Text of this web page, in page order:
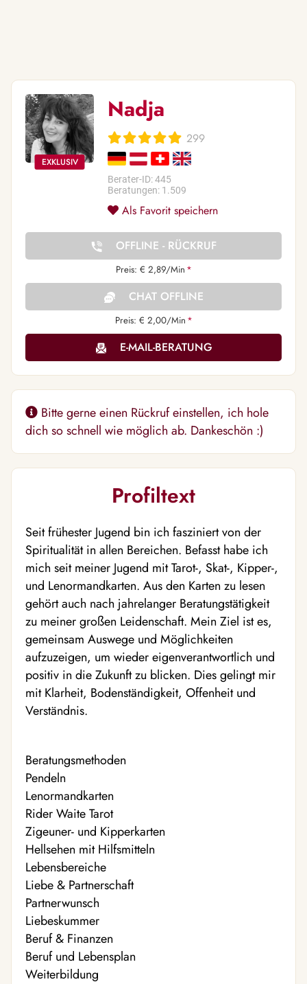
Nadja
299
Berater-ID: 445
Beratungen: 1.509
Als Favorit speichern
OFFLINE - RÜCKRUF
Preis: € 2,89/Min *
CHAT OFFLINE
Preis: € 2,00/Min *
E-MAIL-BERATUNG
Bitte gerne einen Rückruf einstellen, ich hole
dich so schnell wie möglich ab. Dankeschön :)
Profiltext
Seit frühester Jugend bin ich fasziniert von der
Spiritualität in allen Bereichen. Befasst habe ich
mich seit meiner Jugend mit Tarot-, Skat-, Kipper-,
und Lenormandkarten. Aus den Karten zu lesen
gehört auch nach jahrelanger Beratungstätigkeit
zu meiner großen Leidenschaft. Mein Ziel ist es,
gemeinsam Auswege und Möglichkeiten
aufzuzeigen, um wieder eigenverantwortlich und
positiv in die Zukunft zu blicken. Dies gelingt mir
mit Klarheit, Bodenständigkeit, Offenheit und
Verständnis.
Beratungsmethoden
Pendeln
Lenormandkarten
Rider Waite Tarot
Zigeuner- und Kipperkarten
Hellsehen mit Hilfsmitteln
Lebensbereiche
Liebe & Partnerschaft
Partnerwunsch
Liebeskummer
Beruf & Finanzen
Beruf und Lebensplan
Weiterbildung